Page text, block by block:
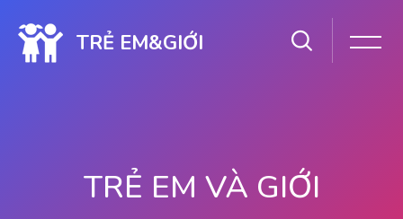
TRẺ EM&GIỚI
TRẺ EM VÀ GIỚI